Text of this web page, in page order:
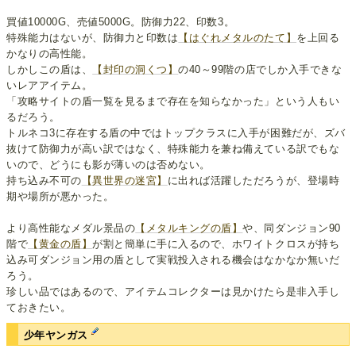
買値10000G、売値5000G。防御力22、印数3。
特殊能力はないが、防御力と印数は 【はぐれメタルのたて】 を上回る
かなりの高性能。
しかしこの盾は、
【封印の洞くつ】の40～99階の店でしか入手できな
いレアアイテム。
「攻略サイトの盾一覧を見るまで存在を知らなかった」という人もい
るだろう。
トルネコ3に存在する盾の中ではトップクラスに入手が困難だが、ズバ
抜けて防御力が高い訳ではなく、特殊能力を兼ね備えている訳でもな
いので、どうにも影が薄いのは否めない。
持ち込み不可の 【異世界の迷宮】 に出れば活躍しただろうが、登場時
期や場所が悪かった。
より高性能なメダル景品の 【メタルキングの盾】や、同ダンジョン90
階で 【黄金の盾】が割と簡単に手に入るので、ホワイトクロスが持ち
込み可ダンジョン用の盾として実戦投入される機会はなかなか無いだ
ろう。
珍しい品ではあるので、アイテムコレクターは見かけたら是非入手し
ておきたい。
少年ヤンガス